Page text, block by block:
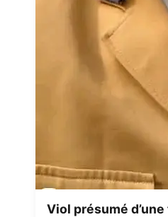
Viol présumé